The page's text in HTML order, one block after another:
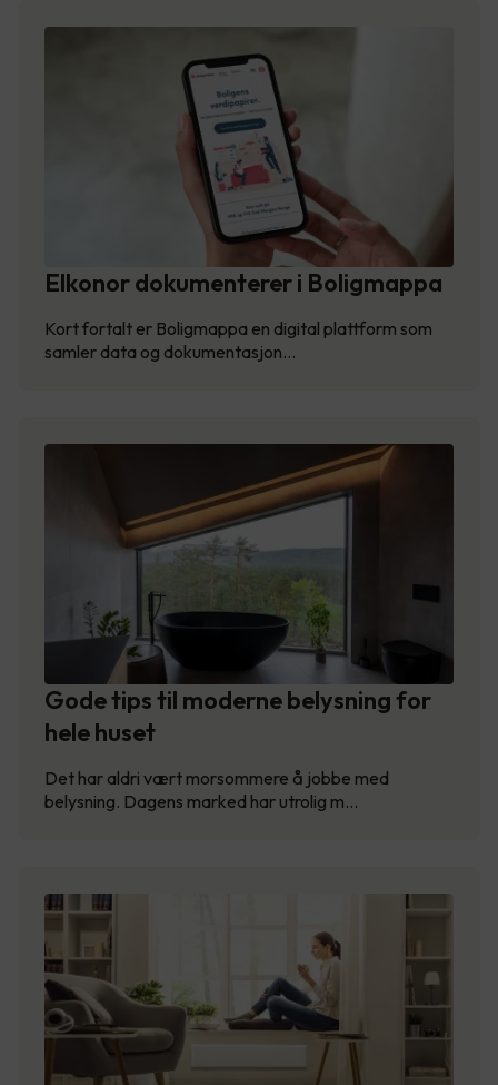
Elkonor dokumenterer i Boligmappa
Kort fortalt er Boligmappa en digital plattform som
samler data og dokumentasjon…
Gode tips til moderne belysning for
hele huset
Det har aldri vært morsommere å jobbe med
belysning. Dagens marked har utrolig m…